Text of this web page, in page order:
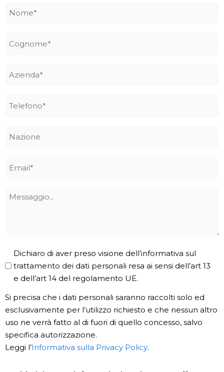
Messaggio
Privacy
Policy
Dichiaro di aver preso visione dell’informativa sul
trattamento dei dati personali resa ai sensi dell’art 13
e dell’art 14 del regolamento UE.
Si precisa che i dati personali saranno raccolti solo ed
esclusivamente per l’utilizzo richiesto e che nessun altro
uso ne verrà fatto al di fuori di quello concesso, salvo
specifica autorizzazione.
Leggi l’Informativa sulla Privacy Policy.